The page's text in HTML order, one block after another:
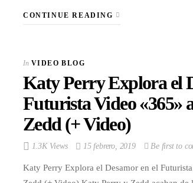
CONTINUE READING
In VIDEO BLOG
Katy Perry Explora el
Futurista Video «365»
Zedd (+ Video)
1.3K Views 15 febrero, 2019 Be first to
Katy Perry Explora el Desamor en el